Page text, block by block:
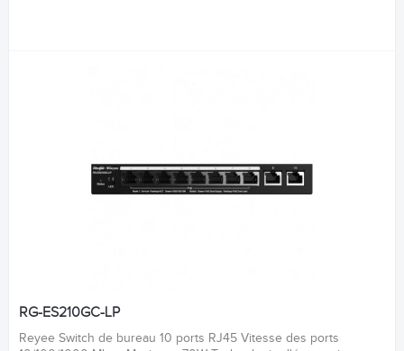
RG-ES210GC-LP
Reyee Switch de bureau 10 ports RJ45 Vitesse des ports